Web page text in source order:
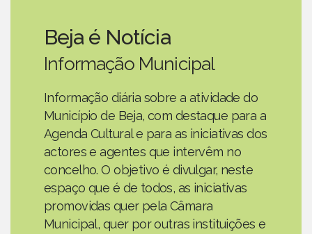
Beja é Notícia
Informação Municipal
Informação diária sobre a atividade do
Município de Beja, com destaque para a
Agenda Cultural e para as iniciativas dos
actores e agentes que intervêm no
concelho. O objetivo é divulgar, neste
espaço que é de todos, as iniciativas
promovidas quer pela Câmara
Municipal, quer por outras instituições e